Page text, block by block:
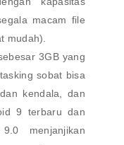
macam file
mudah).
3GB yang
sobat bisa
kendala, dan
9 terbaru dan
menjanjikan